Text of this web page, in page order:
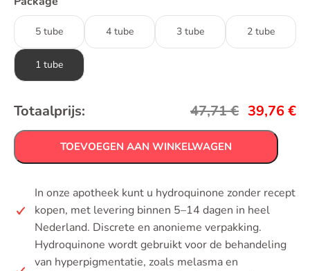
5 tube 4 tube 3 tube 2 tube
1 tube
Totaalprijs: 47,71€ 39,76€
TOEVOEGEN AAN WINKELWAGEN
In onze apotheek kunt u hydroquinone zonder recept
kopen, met levering binnen 5–14 dagen in heel
Nederland. Discrete en anonieme verpakking.
Hydroquinone wordt gebruikt voor de behandeling
van hyperpigmentatie, zoals melasma en